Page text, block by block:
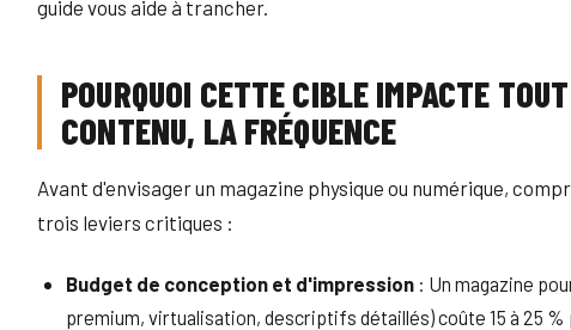
guide vous aide à trancher.
POURQUOI CETTE CIBLE IMPACTE
CONTENU, LA FRÉQUENCE
Avant d'envisager un magazine physique ou numérique,
trois leviers critiques :
Budget de conception et d'impression : Un magazine
premium, virtualisation, descriptifs détaillés) coûte 15 à 25 %